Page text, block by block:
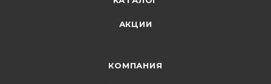
АКЦИИ
КОМПАНИЯ